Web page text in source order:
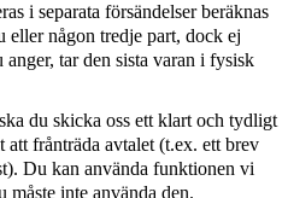
i separata försändelser beräknas
eller någon tredje part, dock ej
anger, tar den sista varan i fysisk
du skicka oss ett klart och tydligt
att frånträda avtalet (t.ex. ett brev
Du kan använda funktionen vi
måste inte använda den.